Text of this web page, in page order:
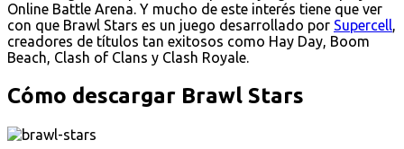
Online Battle Arena. Y mucho de este interés tiene que ver
con que Brawl Stars es un juego desarrollado por Supercell,
creadores de títulos tan exitosos como Hay Day, Boom
Beach, Clash of Clans y Clash Royale.
Cómo descargar Brawl Stars